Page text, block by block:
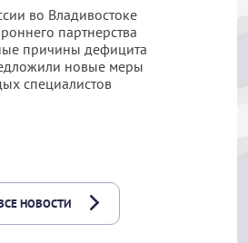
во Владивостоке
партнерства
причины дефицита
новые меры
специалистов
НОВОСТИ